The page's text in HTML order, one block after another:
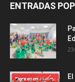
ENTRADAS